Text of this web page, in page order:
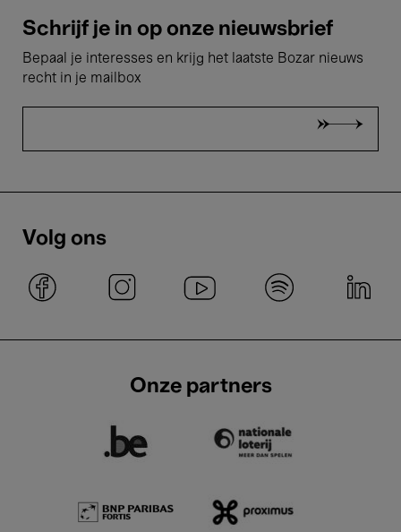
Schrijf je in op onze nieuwsbrief
Bepaal je interesses en krijg het laatste Bozar nieuws
recht in je mailbox
Volg ons
Onze partners